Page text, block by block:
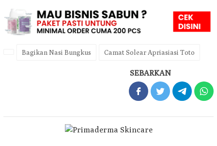
Bagikan Nasi Bungkus Camat Solear Apriasiasi Toto
SEBARKAN